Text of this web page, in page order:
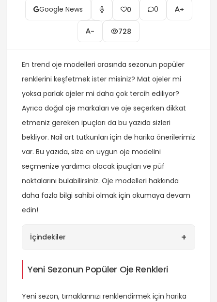
Google News 0 0 +
- 728
En trend oje modelleri arasında sezonun popüler
renklerini keşfetmek ister misiniz? Mat ojeler mi
yoksa parlak ojeler mi daha çok tercih ediliyor?
Ayrıca doğal oje markaları ve oje seçerken dikkat
etmeniz gereken ipuçları da bu yazıda sizleri
bekliyor. Nail art tutkunları için de harika önerilerimiz
var. Bu yazıda, size en uygun oje modelini
seçmenize yardımcı olacak ipuçları ve püf
noktalarını bulabilirsiniz. Oje modelleri hakkında
daha fazla bilgi sahibi olmak için okumaya devam
edin!
İçindekiler +
Yeni Sezonun Popüler Oje Renkleri
Yeni sezon, tırnaklarınızı renklendirmek için harika